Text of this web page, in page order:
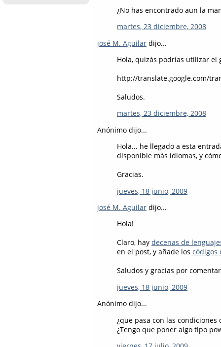
¿No has encontrado aun la
martes, 23 diciembre, 2008
josé M. Aguilar dijo...
Hola, quizás podrías utilizar el
http://translate.google.com/
Saludos.
martes, 23 diciembre, 2008
Anónimo dijo...
Hola... he llegado a esta
disponible más idiomas, y
Gracias.
jueves, 18 junio, 2009
josé M. Aguilar dijo...
Hola!
Claro, hay decenas de
en el post, y añade los códigos
Saludos y gracias por
jueves, 18 junio, 2009
Anónimo dijo...
¿que pasa con las condiciones
¿Tengo que poner algo tipo